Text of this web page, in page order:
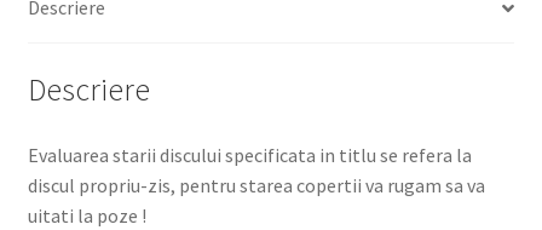
Descriere
Descriere
Evaluarea starii discului specificata in titlu se refera la
discul propriu-zis, pentru starea copertii va rugam sa va
uitati la poze !